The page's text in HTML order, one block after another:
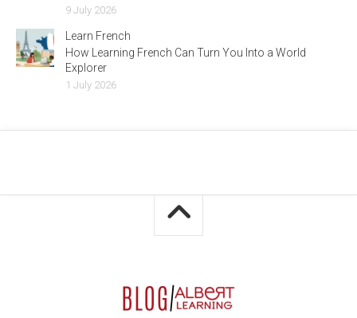
9 July 2026
Learn French
How Learning French Can Turn You Into a World
Explorer
1 July 2026